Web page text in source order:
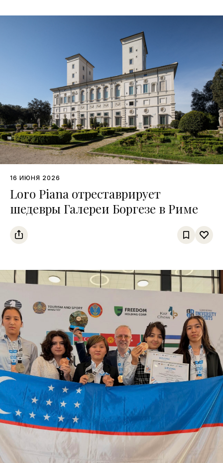
16 ИЮНЯ 2026
Loro Piana отреставрирует
шедевры Галереи Боргезе в Риме